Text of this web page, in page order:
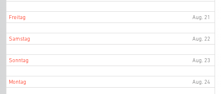
Freitag Aug. 21
Samstag Aug. 22
Sonntag Aug. 23
Montag Aug. 24